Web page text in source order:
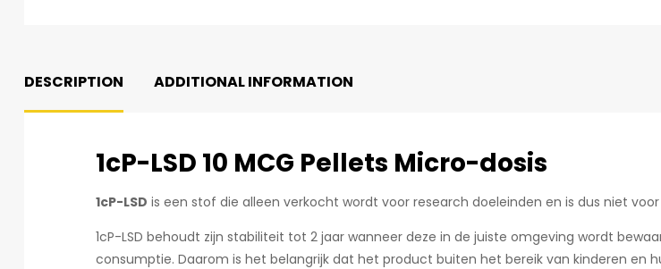
DESCRIPTION ADDITIONAL INFORMATION
1cP-LSD 10 MCG Pellets Micro-dosis
1cP-LSD is een stof die alleen verkocht wordt voor research doeleinden en is dus niet
1cP-LSD behoudt zijn stabiliteit tot 2 jaar wanneer deze in de juiste omgeving wordt
consumptie. Daarom is het belangrijk dat het product buiten het bereik van kinderen en